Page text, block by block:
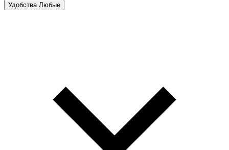
Удобства Любые